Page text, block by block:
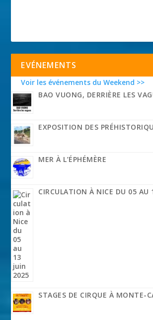
EVÉNEMENTS
Voir les événements du Weekend >>
BAO VUONG, DERRIÈRE LES
EXPOSITION DES
MER À L’ÉPHÉMÈRE
CIRCULATION À NICE DU 05 AU
STAGES DE CIRQUE À MONTE-